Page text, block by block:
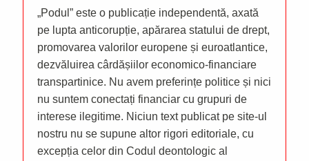
„Podul” este o publicație independentă, axată
pe lupta anticorupție, apărarea statului de drept,
promovarea valorilor europene și euroatlantice,
dezvăluirea cârdășiilor economico-financiare
transpartinice. Nu avem preferințe politice și nici
nu suntem conectați financiar cu grupuri de
interese ilegitime. Niciun text publicat pe site-ul
nostru nu se supune altor rigori editoriale, cu
excepția celor din Codul deontologic al